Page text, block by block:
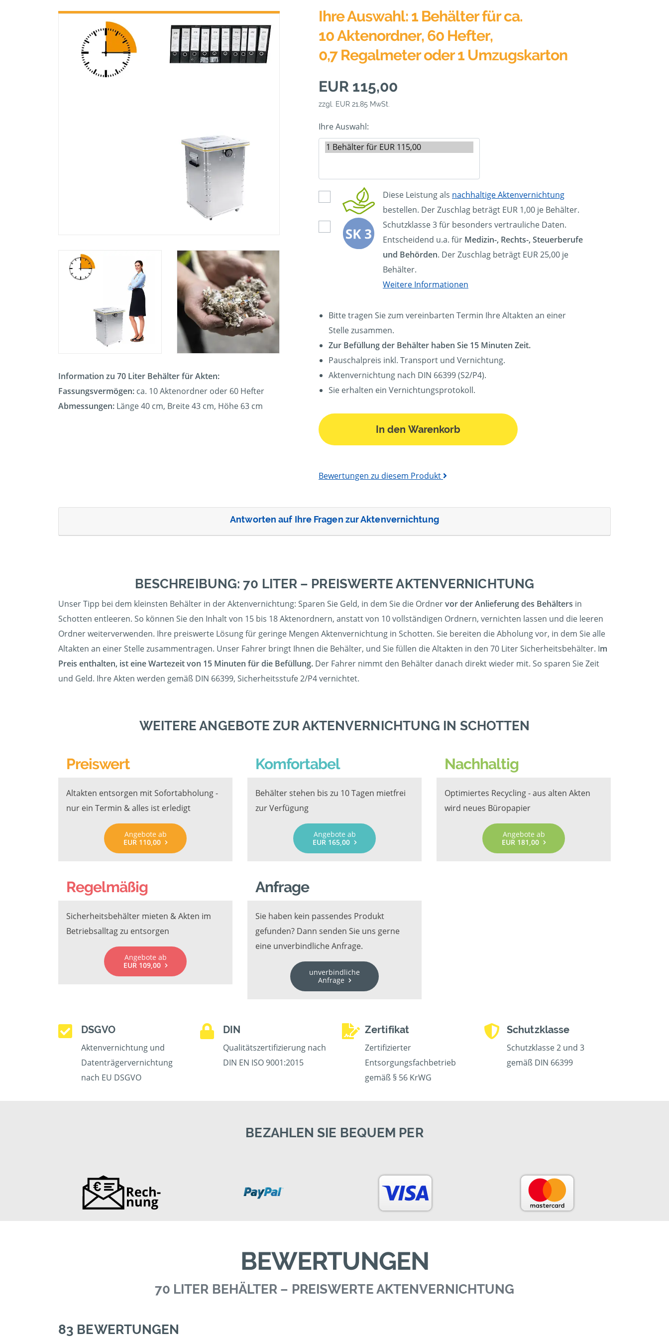
Information zu 70 Liter Behälter für Akten:
Fassungsvermögen: ca. 10 Aktenordner oder 60 Hefter
Abmessungen: Länge 40 cm, Breite 43 cm, Höhe 63 cm
Ihre Auswahl: 1 Behälter für ca.
10 Aktenordner, 60 Hefter,
0,7 Regalmeter oder 1 Umzugskarton
EUR 115,00
zzgl. EUR 21,85 MwSt.
Ihre Auswahl:
Diese Leistung als nachhaltige Aktenvernichtung
bestellen. Der Zuschlag beträgt EUR 1,00 je Behälter.
Schutzklasse 3 für besonders vertrauliche Daten.
Entscheidend u.a. für Medizin-, Rechts-, Steuerberufe
und Behörden. Der Zuschlag beträgt EUR 25,00 je
Behälter.
Weitere Informationen
Bitte tragen Sie zum vereinbarten Termin Ihre Altakten an einer
Stelle zusammen.
Zur Befüllung der Behälter haben Sie 15 Minuten Zeit.
Pauschalpreis inkl. Transport und Vernichtung.
Aktenvernichtung nach DIN 66399 (S2/P4).
Sie erhalten ein Vernichtungsprotokoll.
In den Warenkorb
Bewertungen zu diesem Produkt
Antworten auf Ihre Fragen zur Aktenvernichtung
BESCHREIBUNG: 70 LITER – PREISWERTE AKTENVERNICHTUNG
Unser Tipp bei dem kleinsten Behälter in der Aktenvernichtung: Sparen Sie Geld, in dem Sie die Ordnervor der Anlieferung des Behälters in
Schotten entleeren. So können Sie den Inhalt von 15 bis 18 Aktenordnern, anstatt von 10 vollständigen Ordnern, vernichten lassen und die leeren
Ordner weiterverwenden. Ihre preiswerte Lösung für geringe Mengen Aktenvernichtung in Schotten. Sie bereiten die Abholung vor, in dem Sie alle
Altakten an einer Stelle zusammentragen. Unser Fahrer bringt Ihnen die Behälter, und Sie füllen die Altakten in den 70 Liter Sicherheitsbehälter. Im
Preis enthalten, ist eine Wartezeit von 15 Minuten für die Befüllung. Der Fahrer nimmt den Behälter danach direkt wieder mit. So sparen Sie Zeit
und Geld. Ihre Akten werden gemäß DIN 66399, Sicherheitsstufe 2/P4 vernichtet.
WEITERE ANGEBOTE ZUR AKTENVERNICHTUNG IN SCHOTTEN
Preiswert
Altakten entsorgen mit Sofortabholung -
nur ein Termin & alles ist erledigt
Angebote ab
EUR 110,00
Komfortabel
Behälter stehen bis zu 10 Tagen mietfrei
zur Verfügung
Angebote ab
EUR 165,00
Nachhaltig
Optimiertes Recycling - aus alten Akten
wird neues Büropapier
Angebote ab
EUR 181,00
Regelmäßig
Sicherheitsbehälter mieten & Akten im
Betriebsalltag zu entsorgen
Angebote ab
EUR 109,00
Anfrage
Sie haben kein passendes Produkt
gefunden? Dann senden Sie uns gerne
eine unverbindliche Anfrage.
unverbindliche
Anfrage
DSGVO
Aktenvernichtung und
Datenträgervernichtung
nach EU DSGVO
DIN
Qualitätszertifizierung nach
DIN EN ISO 9001:2015
Zertifikat
Zertifizierter
Entsorgungsfachbetrieb
gemäß § 56 KrWG
Schutzklasse
Schutzklasse 2 und 3
gemäß DIN 66399
BEZAHLEN SIE BEQUEM PER
BEWERTUNGEN
70 LITER BEHÄLTER – PREISWERTE AKTENVERNICHTUNG
83 BEWERTUNGEN